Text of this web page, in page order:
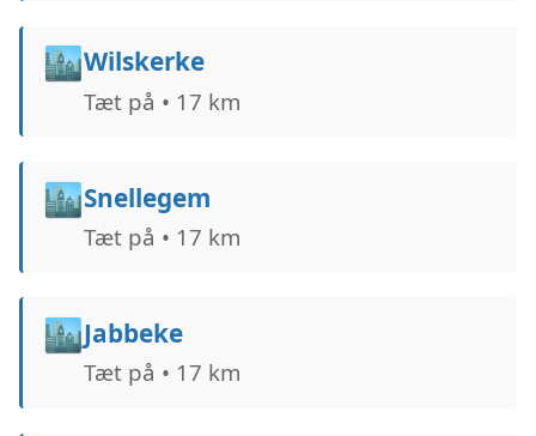
🏙️Wilskerke
Tæt på • 17 km
🏙️Snellegem
Tæt på • 17 km
🏙️Jabbeke
Tæt på • 17 km